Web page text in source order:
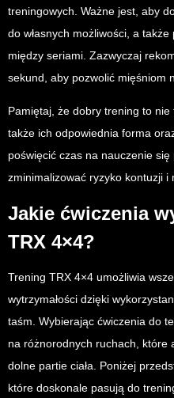
treningowych. Ważne jest, aby
do własnych możliwości, a
między seriami. Zazwyczaj
sekund, aby pozwolić mięśniom
Pamiętaj, że dobry trening to
także ich odpowiednia forma
poświęcić czas na nauczenie
zminimalizować ryzyko kontuzji
Jakie ćwiczenia
TRX 4×4?
Trening TRX 4×4 umożliwia
wytrzymałości dzięki
taśm. Wybierając ćwiczenia do
na różnorodnych ruchach, które
dolne partie ciała. Poniżej
które doskonale pasują do